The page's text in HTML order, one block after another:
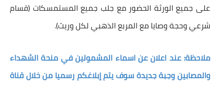
على جميع الورثة الحضور مع جلب جميع المستمسكات (قسام
شرعي وحجة وصايا مع المربع الذهبي لكل وريث).
ملاحظة: عند اعلان عن اسماء المشمولين في منحة الشهداء
والمصابين وجبة جديدة سوف يتم إبلاغكم رسميا من خلال قناة